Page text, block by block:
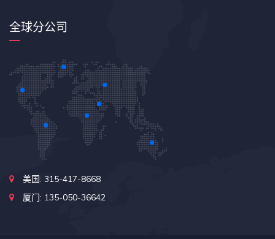
全球分公司
美国: 315-417-8668
厦门: 135-050-36642